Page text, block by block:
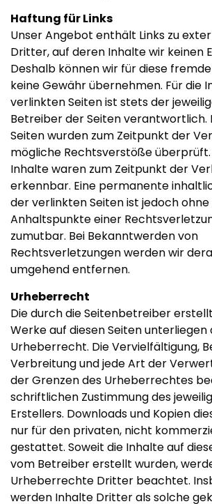
Haftung für Links
Unser Angebot enthält Links zu
Dritter, auf deren Inhalte wir keinen
Deshalb können wir für diese
keine Gewähr übernehmen. Für die
verlinkten Seiten ist stets der
Betreiber der Seiten verantwortlich.
Seiten wurden zum Zeitpunkt der
mögliche Rechtsverstöße
Inhalte waren zum Zeitpunkt der
erkennbar. Eine permanente
der verlinkten Seiten ist jedoch
Anhaltspunkte einer
zumutbar. Bei Bekanntwerden von
Rechtsverletzungen werden wir
umgehend entfernen.
Urheberrecht
Die durch die Seitenbetreiber
Werke auf diesen Seiten
Urheberrecht. Die Vervielfältigung,
Verbreitung und jede Art der
der Grenzen des Urheberrechtes
schriftlichen Zustimmung des
Erstellers. Downloads und Kopien
nur für den privaten, nicht
gestattet. Soweit die Inhalte auf
vom Betreiber erstellt wurden,
Urheberrechte Dritter beachtet.
werden Inhalte Dritter als solche